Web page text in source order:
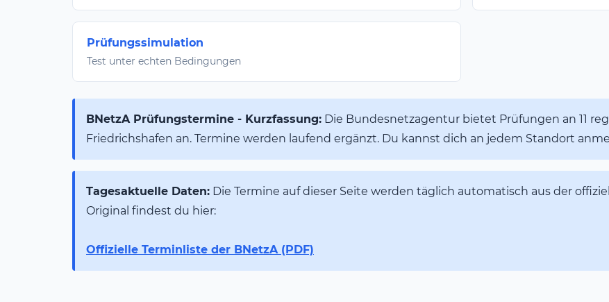
Prüfungssimulation
Test unter echten Bedingungen
BNetzA Prüfungstermine - Kurzfassung: Die Bundesnetzagentur bietet Prüfungen an 11
Friedrichshafen an. Termine werden laufend ergänzt. Du kannst dich an jedem Standort
Tagesaktuelle Daten: Die Termine auf dieser Seite werden täglich automatisch aus der
Original findest du hier:
Offizielle Terminliste der BNetzA (PDF)